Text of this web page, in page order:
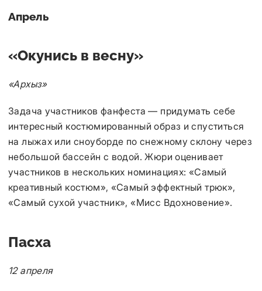
Апрель
«Окунись в весну»
«Архыз»
Задача участников фанфеста — придумать себе
интересный костюмированный образ и спуститься
на лыжах или сноуборде по снежному склону через
небольшой бассейн с водой. Жюри оценивает
участников в нескольких номинациях: «Самый
креативный костюм», «Самый эффектный трюк»,
«Самый сухой участник», «Мисс Вдохновение».
Пасха
12 апреля